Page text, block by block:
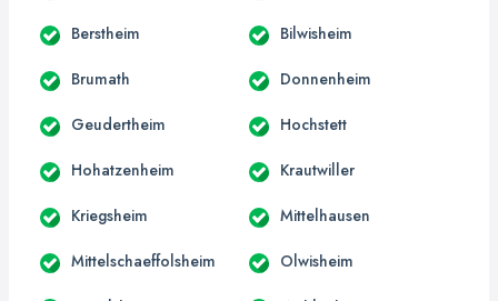
Berstheim Bilwisheim
Brumath Donnenheim
Geudertheim Hochstett
Hohatzenheim Krautwiller
Kriegsheim Mittelhausen
Mittelschaeffolsheim Olwisheim